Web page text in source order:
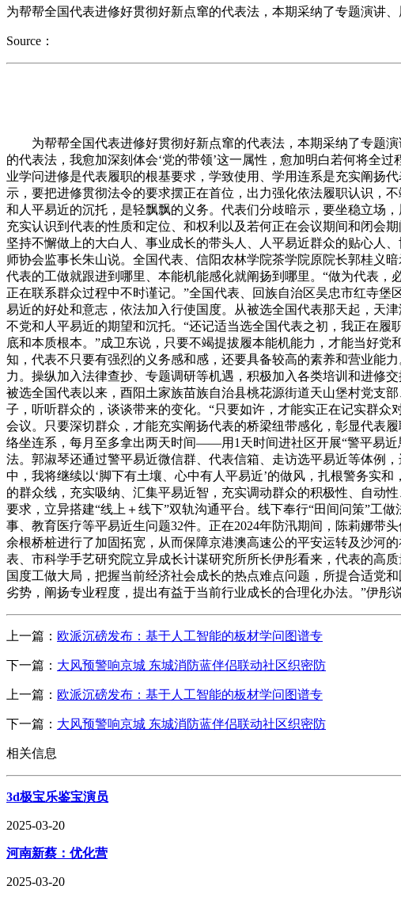
为帮帮全国代表进修好贯彻好新点窜的代表法，本期采纳了专题演讲
Source：
为帮帮全国代表进修好贯彻好新点窜的代表法，本期采纳了专题演
的代表法，我愈加深刻体会‘党的带领’这一属性，愈加明白若何将全
业学问进修是代表履职的根基要求，学致使用、学用连系是充实阐扬
示，要把进修贯彻法令的要求摆正在首位，出力强化依法履职认识，
和人平易近的沉托，是轻飘飘的义务。代表们分歧暗示，要坐稳立场
充实认识到代表的性质和定位、和权利以及若何正在会议期间和闭会
坚持不懈做上的大白人、事业成长的带头人、人平易近群众的贴心人
师协会监事长朱山说。全国代表、信阳农林学院茶学院原院长郭桂义
代表的工做就跟进到哪里、本能机能感化就阐扬到哪里。“做为代表
正在联系群众过程中不时谨记。”全国代表、回族自治区吴忠市红寺
易近的好处和意志，依法加入行使国度。从被选全国代表那天起，天
不党和人平易近的期望和沉托。“还记适当选全国代表之初，我正在
底和本质根本。”成卫东说，只要不竭提拔履本能机能力，才能当好
知，代表不只要有强烈的义务感和感，还要具备较高的素养和营业能
力。操纵加入法律查抄、专题调研等机遇，积极加入各类培训和进修
被选全国代表以来，酉阳土家族苗族自治县桃花源街道天山堡村党支
子，听听群众的，谈谈带来的变化。“只要如许，才能实正在记实群
会议。只要深切群众，才能充实阐扬代表的桥梁纽带感化，彰显代表
络坐连系，每月至多拿出两天时间——用1天时间进社区开展“警平易
法。郭淑琴还通过警平易近微信群、代表信箱、走访选平易近等体例
中，我将继续以‘脚下有土壤、心中有人平易近’的做风，扎根警务实
的群众线，充实吸纳、汇集平易近智，充实调动群众的积极性、自动
要求，立异搭建“线上＋线下”双轨沟通平台。线下奉行“田间问策”工
事、教育医疗等平易近生问题32件。正在2024年防汛期间，陈莉娜带
余根桥桩进行了加固拓宽，从而保障京港澳高速公的平安运转及沙河
表、市科学手艺研究院立异成长计谋研究所所长伊彤看来，代表的高
国度工做大局，把握当前经济社会成长的热点难点问题，所提合适党
劣势，阐扬专业程度，提出有益于当前行业成长的合理化办法。”伊彤
上一篇： 欧派沉磅发布：基于人工智能的板材学问图谱专
下一篇： 大风预警响京城 东城消防蓝伴侣联动社区织密防
上一篇： 欧派沉磅发布：基于人工智能的板材学问图谱专
下一篇： 大风预警响京城 东城消防蓝伴侣联动社区织密防
相关信息
3d极宝乐鉴宝演员
2025-03-20
河南新蔡：优化营
2025-03-20